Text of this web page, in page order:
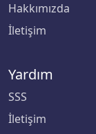
Hakkımızda
İletişim
Yardım
SSS
İletişim